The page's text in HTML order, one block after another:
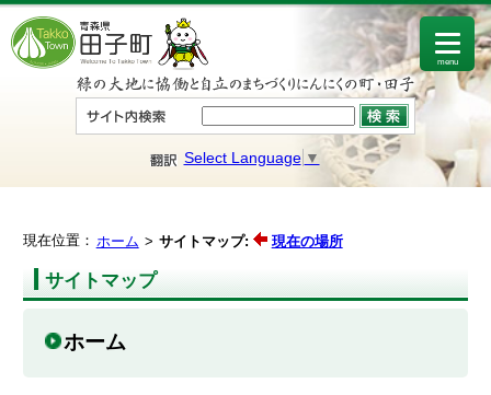
Select Language ▼
menu
現在位置： ホーム サイトマップ: 現在の場所
サイトマップ
ホーム